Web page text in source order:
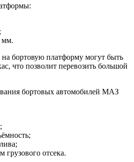
мм.
бортовую платформу могут быть
что позволит перевозить большой
бортовых автомобилей МАЗ
грузового отсека.